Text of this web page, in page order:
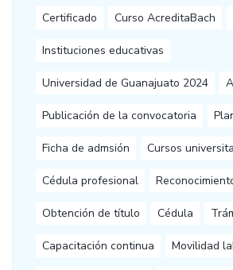
Certificado Curso AcreditaBach
Instituciones educativas
Universidad de Guanajuato 2024
Publicación de la convocatoria
Ficha de admsión Cursos
Cédula profesional
Obtención de título Cédula
Capacitación continua Movilidad